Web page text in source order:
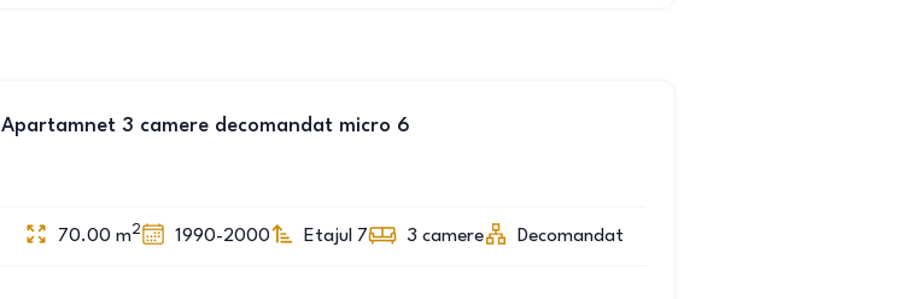
Apartamnet 3 camere decomandat micro 6
70.00 m2 1990-2000 Etajul 7 3 camere Decomandat